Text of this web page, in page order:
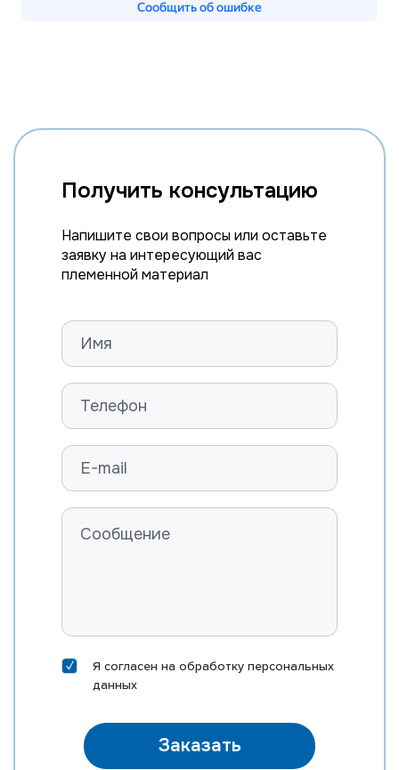
Получить консультацию
Напишите свои вопросы или оставьте
заявку на интересующий вас
племенной материал
Я согласен на обработку персональных
данных
Заказать